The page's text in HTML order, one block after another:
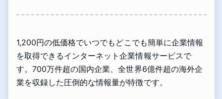
1,200円の低価格でいつでもどこでも簡単に企業情報
を取得できるインターネット企業情報サービスで
す。700万件超の国内企業、全世界6億件超の海外企
業を収録した圧倒的な情報量が特徴です。